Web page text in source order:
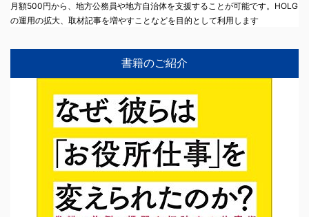
月額500円から、地方公務員や地方自治体を支援することが可能です。HOLG
の運用の拡大、取材記事を増やすことなどを目的として利用します
書籍のご紹介